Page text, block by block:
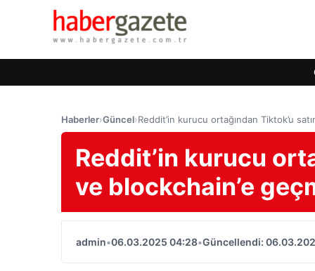
Haberler›Güncel›Reddit’in kurucu ortağından Tiktok’u
Reddit’in kurucu
ve blockchain’e
admin•06.03.2025 04:28•Güncellendi: